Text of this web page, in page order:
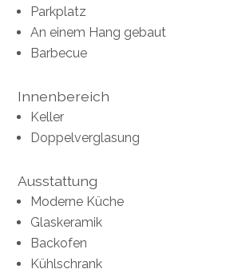
Parkplatz
An einem Hang gebaut
Barbecue
Innenbereich
Keller
Doppelverglasung
Ausstattung
Moderne Küche
Glaskeramik
Backofen
Kühlschrank